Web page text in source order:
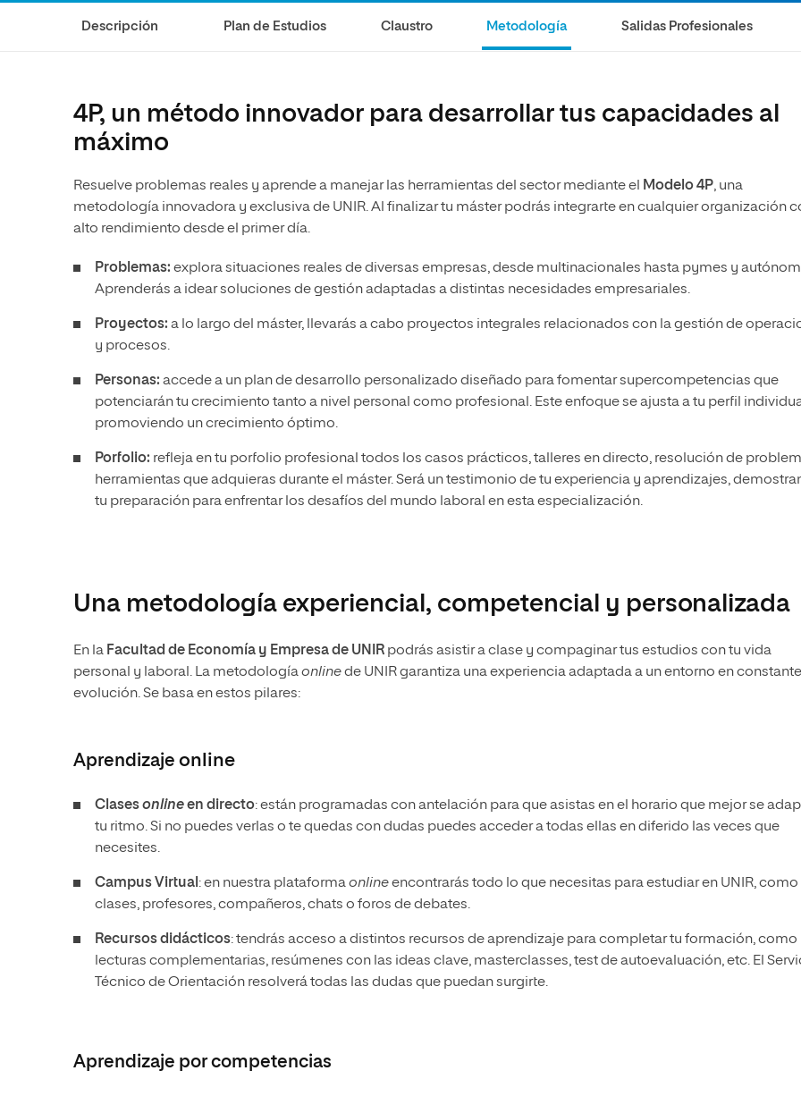
Música
Descripción Plan de Estudios Claustro Metodología Salidas Profesionales
4P, un método innovador para desarrollar tus capacidades al
máximo
Resuelve problemas reales y aprende a manejar las herramientas del sector mediante el Modelo 4P, una
metodología innovadora y exclusiva de UNIR. Al finalizar tu máster podrás integrarte en cualquier organización
alto rendimiento desde el primer día.
Problemas: explora situaciones reales de diversas empresas, desde multinacionales hasta pymes y
Aprenderás a idear soluciones de gestión adaptadas a distintas necesidades empresariales.
Proyectos: a lo largo del máster, llevarás a cabo proyectos integrales relacionados con la gestión de
y procesos.
Personas: accede a un plan de desarrollo personalizado diseñado para fomentar supercompetencias que
potenciarán tu crecimiento tanto a nivel personal como profesional. Este enfoque se ajusta a tu perfil
promoviendo un crecimiento óptimo.
Porfolio: refleja en tu porfolio profesional todos los casos prácticos, talleres en directo, resolución de
herramientas que adquieras durante el máster. Será un testimonio de tu experiencia y aprendizajes,
tu preparación para enfrentar los desafíos del mundo laboral en esta especialización.
Una metodología experiencial, competencial y personalizada
En la Facultad de Economía y Empresa de UNIR podrás asistir a clase y compaginar tus estudios con tu vida
personal y laboral. La metodologíaonlinede UNIR garantiza una experiencia adaptada a un entorno en constante
evolución. Se basa en estos pilares:
Aprendizaje online
Clasesonlineen directo: están programadas con antelación para que asistas en el horario que mejor se
tu ritmo. Si no puedes verlas o te quedas con dudas puedes acceder a todas ellas en diferido las veces que
necesites.
Campus Virtual : en nuestra plataformaonlineencontrarás todo lo que necesitas para estudiar en UNIR, como
clases, profesores, compañeros, chats o foros de debates.
Recursos didácticos: tendrás acceso a distintos recursos de aprendizaje para completar tu formación, como
lecturas complementarias, resúmenes con las ideas clave, masterclasses, test de autoevaluación, etc. El
Técnico de Orientación resolverá todas las dudas que puedan surgirte.
Aprendizaje por competencias